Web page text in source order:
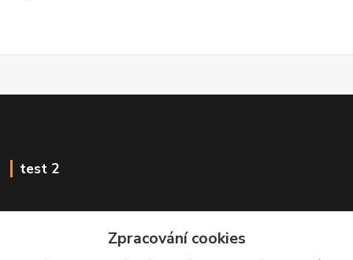
test 2
Zpracování cookies